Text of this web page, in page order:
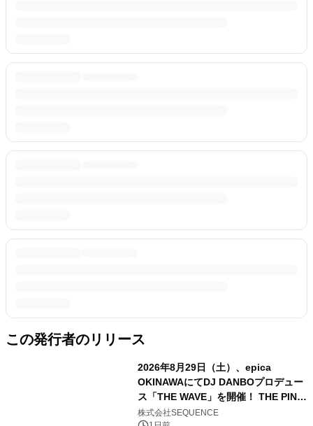
この発行者のリリース
2026年8月29日（土）、epica
OKINAWAにてDJ DANBOプロデュー
ス「THE WAVE」を開催！ THE PINK
TOKYO所属のPINK DANCERS4名が
株式会社SEQUENCE